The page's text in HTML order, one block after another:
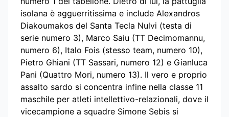
isolana è agguerritissima e include Alexandros
Diakoumakos del Santa Tecla Nulvi (testa di
serie numero 3), Marco Saiu (TT Decimomannu,
numero 6), Italo Fois (stesso team, numero 10),
Pietro Ghiani (TT Sassari, numero 12) e Gianluca
Pani (Quattro Mori, numero 13). Il vero e proprio
assalto sardo si concentra infine nella classe 11
maschile per atleti intellettivo-relazionali, dove il
vicecampione a squadre Simone Sebis si